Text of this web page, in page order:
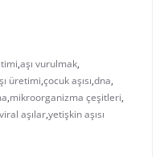
,aşı vurulmak,
üretimi,çocuk aşısı,dna,
,mikroorganizma çeşitleri,
viral aşılar,yetişkin aşısı